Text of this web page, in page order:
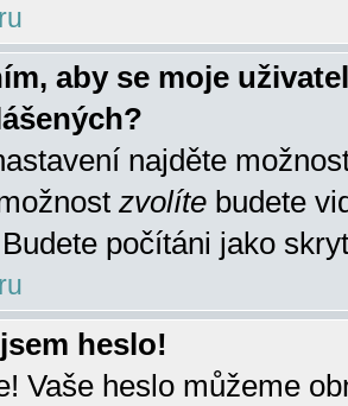
aby se moje
najděte
zvolíte budete
počítáni jako
heslo!
Vaše heslo můžeme